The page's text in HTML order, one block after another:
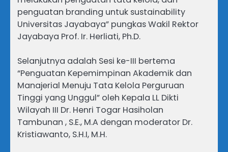
penguatan branding untuk sustainability
Universitas Jayabaya” pungkas Wakil Rektor
Jayabaya Prof. Ir. Herliati, Ph.D.
Selanjutnya adalah Sesi ke-III bertema
“Penguatan Kepemimpinan Akademik dan
Manajerial Menuju Tata Kelola Perguruan
Tinggi yang Unggul” oleh Kepala LL Dikti
Wilayah III Dr. Henri Togar Hasiholan
Tambunan , S.E., M.A dengan moderator Dr.
Kristiawanto, S.H.I, M.H.